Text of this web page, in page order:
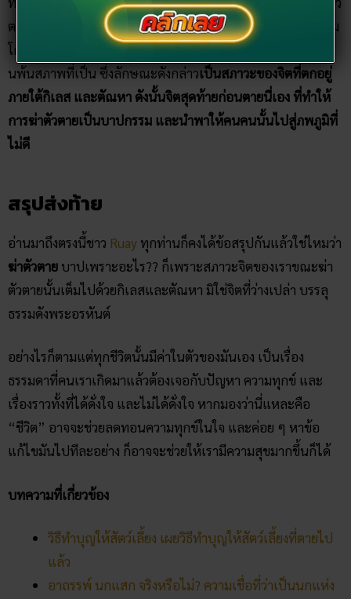
ตาย เกิดจากจิตของผู้นั้นเต็มไปด้วยความสับสน เคียดแค้น ความ
โกรธ วุ่นวาย เศร้าหมอง อยากมีอยากเป็น และความต้องการหล้
นพ้นสภาพที่เป็น ซึ่งลักษณะดังกล่าวเป็นสภาวะของจิตที่ตกอยู่
ภายใต้กิเลส และตัณหา ดังนั้นจิตสุดท้ายก่อนตายนี่เอง ที่ทำให้
การฆ่าตัวตายเป็นบาปกรรม และนำพาให้คนคนนั้นไปสู่ภพภูมิที่
ไม่ดี
สรุปส่งท้าย
อ่านมาถึงตรงนี้ชาว Ruay ทุกท่านก็คงได้ข้อสรุปกันแล้วใช่ไหมว่า
ฆ่าตัวตาย บาปเพราะอะไร?? ก็เพราะสภาวะจิตของเราขณะฆ่า
ตัวตายนั้นเต็มไปด้วยกิเลสและตัณหา มิใช่จิตที่ว่างเปล่า บรรลุ
ธรรมดังพระอรหันต์
อย่างไรก็ตามแต่ทุกชีวิตนั้นมีค่าในตัวของมันเอง เป็นเรื่อง
ธรรมดาที่คนเราเกิดมาแล้วต้องเจอกับปัญหา ความทุกข์ และ
เรื่องราวทั้งที่ได้ดั่งใจ และไม่ได้ดั่งใจ หากมองว่านี่แหละคือ
“ชีวิต” อาจจะช่วยลดทอนความทุกข์ในใจ และค่อย ๆ หาข้อ
แก้ไขมันไปทีละอย่าง ก็อาจจะช่วยให้เรามีความสุขมากขึ้นก็ได้
บทความที่เกี่ยวข้อง
วิธีทำบุญให้สัตว์เลี้ยง เผยวิธีทำบุญให้สัตว์เลี้ยงที่ตายไป
แล้ว
อาถรรพ์ นกแสก จริงหรือไม่? ความเชื่อที่ว่าเป็นนกแห่ง